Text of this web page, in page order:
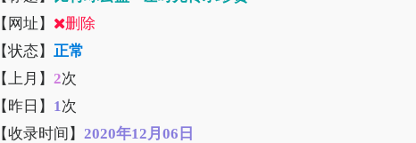
【网址】
删除
【状态】 正常
【上月】 2次
【昨日】 1次
【收录时间】 2020年12月06日